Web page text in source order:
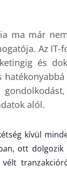
ma már
Az
és
alól.
kívül
ott